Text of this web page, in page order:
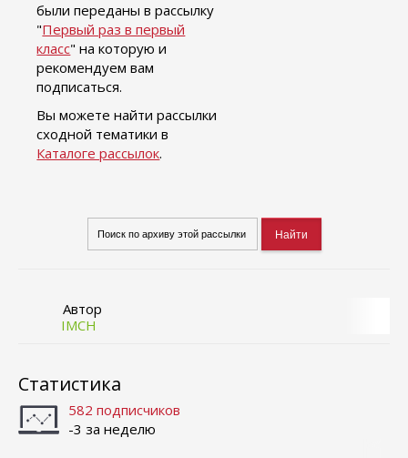
были переданы в рассылку
"Первый раз в первый
класс" на которую и
рекомендуем вам
подписаться.
Вы можете найти рассылки
сходной тематики в
Каталоге рассылок.
Автор
IMCH
Статистика
582 подписчиков
-3 за неделю